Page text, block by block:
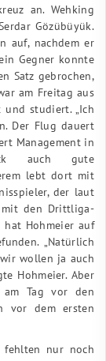
an. Wehking
Gözübüyük.
auf, nachdem er
Gegner konnte
Satz gebrochen,
am Freitag aus
studiert. „Ich
Der Flug dauert
Management in
auch gute
lebt dort mit
der laut
mit den Drittliga-
Hohmeier auf
„Natürlich
wollen ja auch
Hohmeier. Aber
am Tag vor den
vor dem ersten
fehlten nur noch